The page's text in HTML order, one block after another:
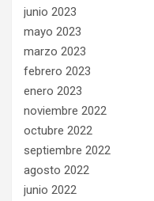
junio 2023
mayo 2023
marzo 2023
febrero 2023
enero 2023
noviembre 2022
octubre 2022
septiembre 2022
agosto 2022
junio 2022